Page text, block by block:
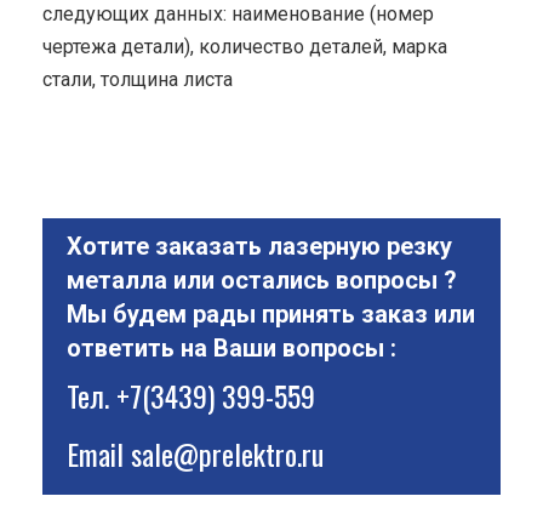
следующих данных: наименование (номер
чертежа детали), количество деталей, марка
стали, толщина листа
Хотите заказать лазерную резку
металла или остались вопросы ?
Мы будем рады принять заказ или
ответить на Ваши вопросы :
Тел.+7(3439) 399-559
Emailsale@prelektro.ru